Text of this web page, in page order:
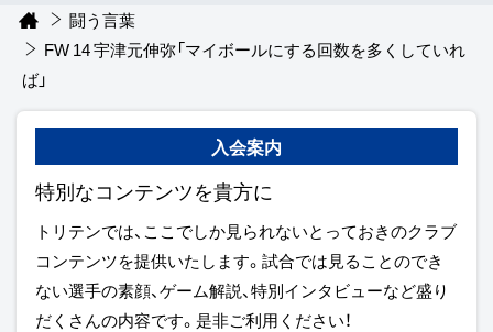
闘う言葉
FW 14 宇津元伸弥「マイボールにする回数を多くしていれ
ば」
入会案内
特別なコンテンツを貴方に
トリテンでは、ここでしか見られないとっておきのクラブ
コンテンツを提供いたします。試合では見ることのでき
ない選手の素顔、ゲーム解説、特別インタビューなど盛り
だくさんの内容です。是非ご利用ください！